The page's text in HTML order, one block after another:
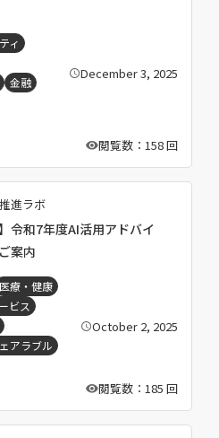
ィ
金融
公
December 3, 2025
閲覧数：158 回
進ラボ
令和7年度AI活用アドバイ
案内
医療・健康
ビス
アラブル
公
October 2, 2025
閲覧数：185 回